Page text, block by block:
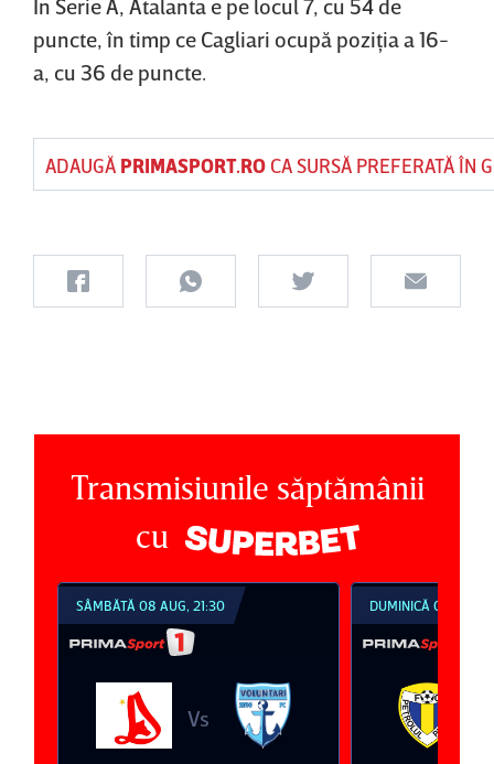
În Serie A, Atalanta e pe locul 7, cu 54 de
puncte, în timp ce Cagliari ocupă poziţia a 16-
a, cu 36 de puncte.
ADAUGĂ PRIMASPORT.ROCA SURSĂ PREFERATĂ ÎN
Transmisiunile săptămânii
cu
SÂMBĂTĂ 08 AUG, 21:30
Vs
DUMINICĂ 09 AUG,